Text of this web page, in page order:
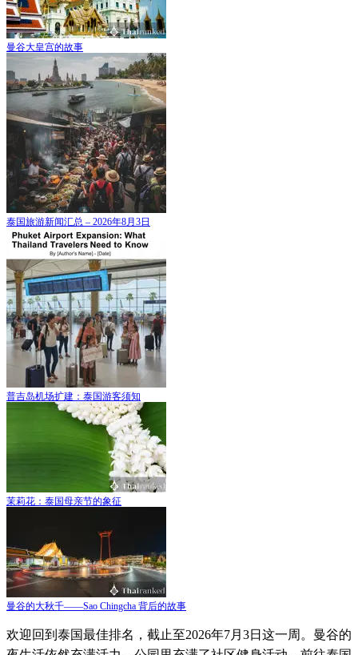
曼谷大皇宫的故事
泰国旅游新闻汇总 – 2026年8月3日
普吉岛机场扩建：泰国游客须知
茉莉花：泰国母亲节的象征
曼谷的大秋千——Sao Chingcha 背后的故事
欢迎回到泰国最佳排名，截止至2026年7月3日这一周。曼谷的